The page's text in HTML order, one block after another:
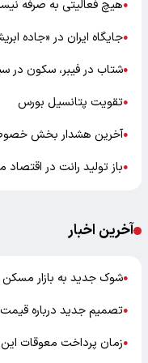
●هیچ فعالیتی به صرفه
●جایگاه ایران در «جاده
●شتاب در فیبر، سکون در
●تقویت پتانسیل بورس
●آخرین هشدار بخش
●باز تولید رانت در
آخرین اخبار
●شوک جدید به بازار
●تصمیم جدید درباره
●زمان پرداخت معوقات